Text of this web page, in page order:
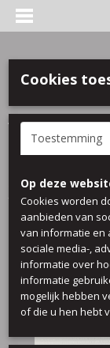
Anmelden
Startseite>100 %
Cookies
Toestemming
Op deze
Cookies worden
aanbieden van
van informatie en
sociale media-,
informatie over
informatie
mogelijk hebben
of die u hen hebt